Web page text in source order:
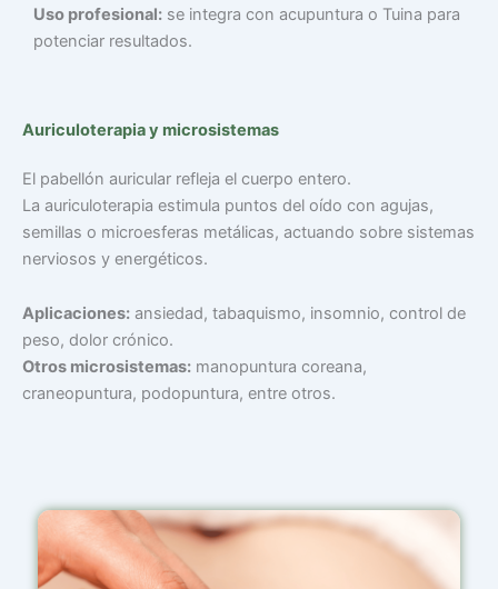
Auriculoterapia y microsistemas
El pabellón auricular refleja el cuerpo entero.
La auriculoterapia estimula puntos del oído con agujas,
semillas o microesferas metálicas, actuando sobre sistemas
nerviosos y energéticos.
Aplicaciones: ansiedad, tabaquismo, insomnio, control de
peso, dolor crónico.
Otros microsistemas: manopuntura coreana,
craneopuntura, podopuntura, entre otros.
Uso profesional: se integra con acupuntura o Tuina para
potenciar resultados.